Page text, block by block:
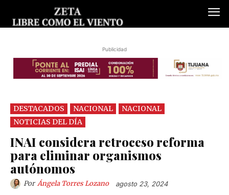
Publicidad
DESTACADOS NACIONAL
NACIONAL
NOTICIAS DEL DÍA
INAI considera retroceso reforma
para eliminar organismos
autónomos
Por Ángela Torres Lozano agosto 23, 2024